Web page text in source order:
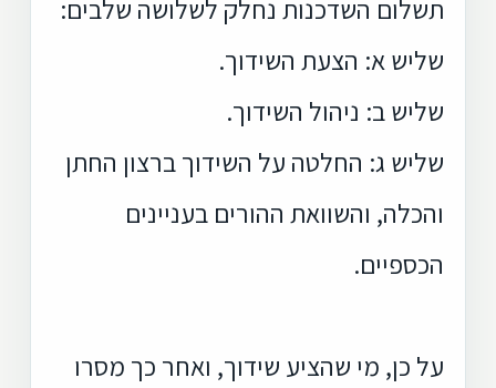
תשלום השדכנות נחלק לשלושה שלבים:
שליש א: הצעת השידוך.
שליש ב: ניהול השידוך.
שליש ג: החלטה על השידוך ברצון החתן
והכלה, והשוואת ההורים בעניינים
הכספיים.
על כן, מי שהציע שידוך, ואחר כך מסרו